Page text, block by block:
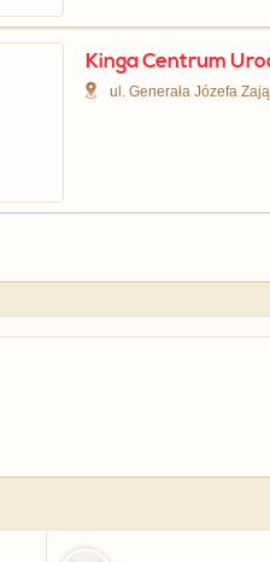
Kinga Centrum
ul. Generała Józefa